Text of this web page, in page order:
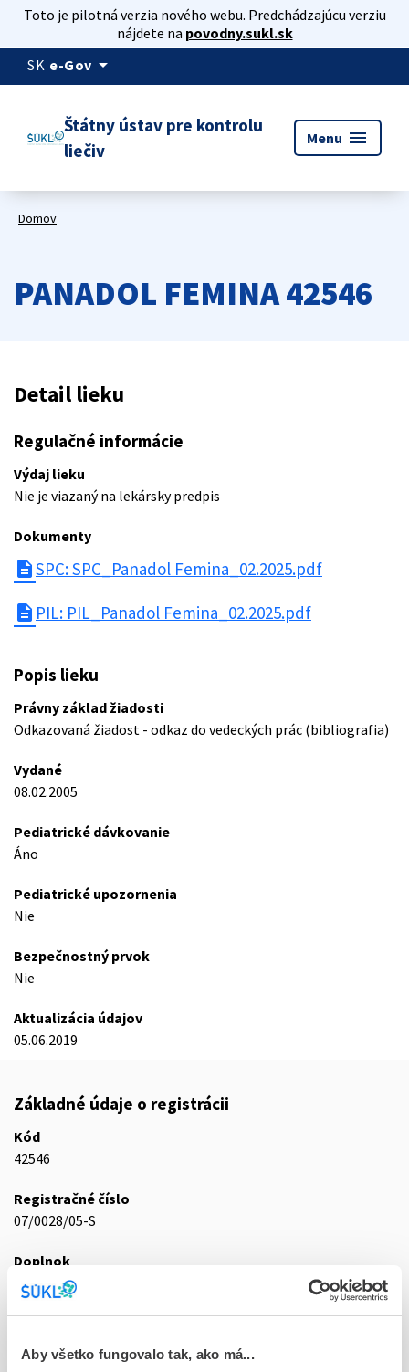
Aby všetko fungovalo tak, ako má...
Toto je pilotná verzia nového webu. Predchádzajúcu verziu
nájdete na povodny.sukl.sk
SK e-Gov arrow_drop_down
Štátny ústav pre kontrolu
liečiv
Menu menu
Domov
PANADOL FEMINA 42546
Detail lieku
Regulačné informácie
Výdaj lieku
Nie je viazaný na lekársky predpis
Dokumenty
descriptionSPC: SPC_Panadol Femina_02.2025.pdf
description PIL: PIL_Panadol Femina_02.2025.pdf
Popis lieku
Právny základ žiadosti
Odkazovaná žiadost - odkaz do vedeckých prác (bibliografia)
Vydané
08.02.2005
Pediatrické dávkovanie
Áno
Pediatrické upozornenia
Nie
Bezpečnostný prvok
Nie
Aktualizácia údajov
05.06.2019
Základné údaje o registrácii
Kód
42546
Registračné číslo
07/0028/05-S
Doplnok
tbl flm 20x500 mg/10 mg (blis.PVC/Al-bezfar.)
D - Registrácia bez obmedzenia platnosti